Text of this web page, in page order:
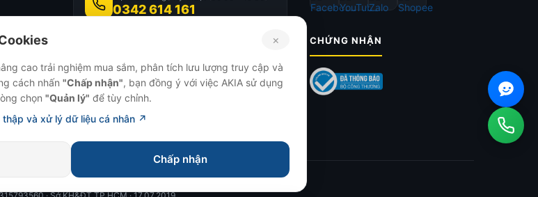
0342 614 161
zalo.me/akiasmarthome
TP.HCM
CHỨNG NHẬN
×
cao trải nghiệm mua sắm, phân tích lưu lượng truy cập và
cách nhấn "Chấp nhận", bạn đồng ý với việc AKIA sử dụng
chọn "Quản lý" để tùy chỉnh.
thập và xử lý dữ liệu cá nhân ↗
Chấp nhận